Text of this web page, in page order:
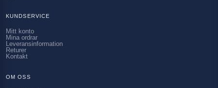
KUNDSERVICE
Mitt konto
Mina ordrar
Leveransinformation
Returer
Kontakt
OM OSS